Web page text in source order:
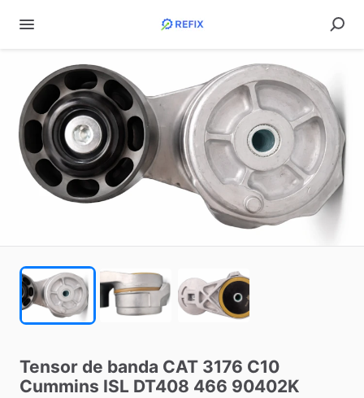
Tensor de banda CAT 3176 C10
Cummins ISL DT408 466 90402K